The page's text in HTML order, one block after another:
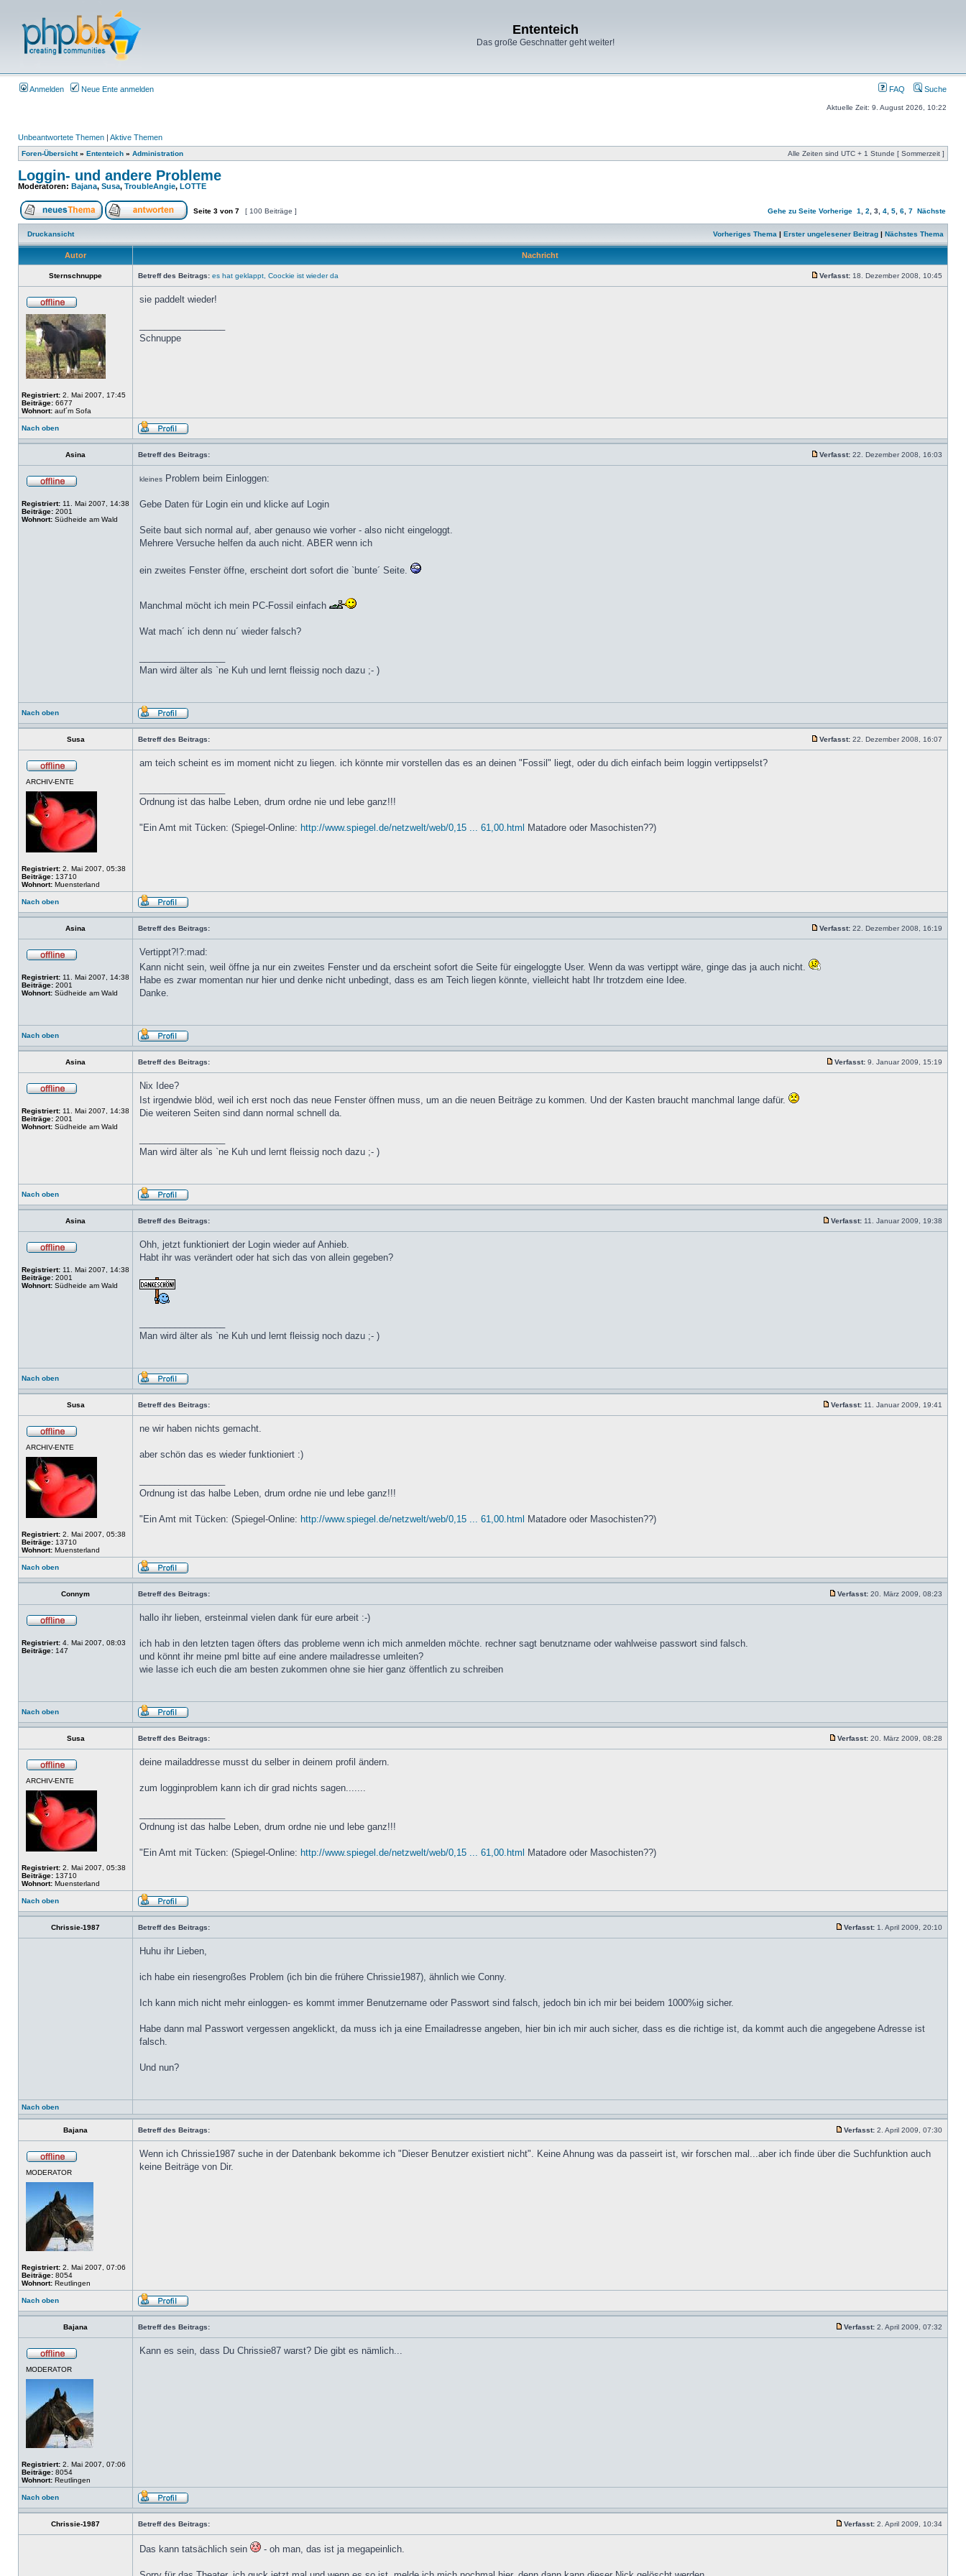
Ententeich
Das große Geschnatter geht weiter!
Anmelden Neue Ente anmelden FAQ Suche
Aktuelle Zeit: 9. August 2026, 10:22
Unbeantwortete Themen | Aktive Themen
Foren-Übersicht» Ententeich » Administration Alle Zeiten sind UTC + 1 Stunde [ Sommerzeit ]
Loggin- und andere Probleme
Moderatoren: Bajana, Susa, TroubleAngie, LOTTE
Seite 3 von 7 [ 100 Beiträge ] Gehe zu Seite Vorherige 1 2 3 4 5 6 7 Nächste
Druckansicht Vorheriges Thema | Erster ungelesener Beitrag | Nächstes Thema
Autor Nachricht
Sternschnuppe Betreff des Beitrags: es hat geklappt, Coockie ist wieder da Verfasst: 18. Dezember 2008, 10:45
Registriert: 2. Mai 2007, 17:45
Beiträge: 6677
Wohnort: auf´m Sofa
sie paddelt wieder!
Schnuppe
Nach oben
Asina Betreff des Beitrags: Verfasst: 22. Dezember 2008, 16:03
Registriert: 11. Mai 2007, 14:38
Beiträge: 2001
Wohnort: Südheide am Wald
kleines Problem beim Einloggen:
Gebe Daten für Login ein und klicke auf Login
Seite baut sich normal auf, aber genauso wie vorher - also nicht eingeloggt.
Mehrere Versuche helfen da auch nicht. ABER wenn ich
ein zweites Fenster öffne, erscheint dort sofort die `bunte´ Seite.
Manchmal möcht ich mein PC-Fossil einfach
Wat mach´ ich denn nu´ wieder falsch?
Man wird älter als `ne Kuh und lernt fleissig noch dazu ;- )
Nach oben
Susa Betreff des Beitrags: Verfasst: 22. Dezember 2008, 16:07
ARCHIV-ENTE
Registriert: 2. Mai 2007, 05:38
Beiträge: 13710
Wohnort: Muensterland
am teich scheint es im moment nicht zu liegen. ich könnte mir vorstellen das es an deinen "Fossil" liegt, oder du dich einfach beim loggin vertippselst?
Ordnung ist das halbe Leben, drum ordne nie und lebe ganz!!!
"Ein Amt mit Tücken: (Spiegel-Online: http://www.spiegel.de/netzwelt/web/0,15 ... 61,00.html Matadore oder Masochisten??)
Nach oben
Asina Betreff des Beitrags: Verfasst: 22. Dezember 2008, 16:19
Registriert: 11. Mai 2007, 14:38
Beiträge: 2001
Wohnort: Südheide am Wald
Vertippt?!?:mad:
Kann nicht sein, weil öffne ja nur ein zweites Fenster und da erscheint sofort die Seite für eingeloggte User. Wenn da was vertippt wäre, ginge das ja auch nicht.
Habe es zwar momentan nur hier und denke nicht unbedingt, dass es am Teich liegen könnte, vielleicht habt Ihr trotzdem eine Idee.
Danke.
Nach oben
Asina Betreff des Beitrags: Verfasst: 9. Januar 2009, 15:19
Registriert: 11. Mai 2007, 14:38
Beiträge: 2001
Wohnort: Südheide am Wald
Nix Idee?
Ist irgendwie blöd, weil ich erst noch das neue Fenster öffnen muss, um an die neuen Beiträge zu kommen. Und der Kasten braucht manchmal lange dafür.
Die weiteren Seiten sind dann normal schnell da.
Man wird älter als `ne Kuh und lernt fleissig noch dazu ;- )
Nach oben
Asina Betreff des Beitrags: Verfasst: 11. Januar 2009, 19:38
Registriert: 11. Mai 2007, 14:38
Beiträge: 2001
Wohnort: Südheide am Wald
Ohh, jetzt funktioniert der Login wieder auf Anhieb.
Habt ihr was verändert oder hat sich das von allein gegeben?
Man wird älter als `ne Kuh und lernt fleissig noch dazu ;- )
Nach oben
Susa Betreff des Beitrags: Verfasst: 11. Januar 2009, 19:41
ARCHIV-ENTE
Registriert: 2. Mai 2007, 05:38
Beiträge: 13710
Wohnort: Muensterland
ne wir haben nichts gemacht.
aber schön das es wieder funktioniert :)
Ordnung ist das halbe Leben, drum ordne nie und lebe ganz!!!
"Ein Amt mit Tücken: (Spiegel-Online: http://www.spiegel.de/netzwelt/web/0,15 ... 61,00.html Matadore oder Masochisten??)
Nach oben
Connym Betreff des Beitrags: Verfasst: 20. März 2009, 08:23
Registriert: 4. Mai 2007, 08:03
Beiträge: 147
hallo ihr lieben, ersteinmal vielen dank für eure arbeit :-)
ich hab in den letzten tagen öfters das probleme wenn ich mich anmelden möchte. rechner sagt benutzname oder wahlweise passwort sind falsch.
und könnt ihr meine pml bitte auf eine andere mailadresse umleiten?
wie lasse ich euch die am besten zukommen ohne sie hier ganz öffentlich zu schreiben
Nach oben
Susa Betreff des Beitrags: Verfasst: 20. März 2009, 08:28
ARCHIV-ENTE
Registriert: 2. Mai 2007, 05:38
Beiträge: 13710
Wohnort: Muensterland
deine mailaddresse musst du selber in deinem profil ändern.
zum logginproblem kann ich dir grad nichts sagen.......
Ordnung ist das halbe Leben, drum ordne nie und lebe ganz!!!
"Ein Amt mit Tücken: (Spiegel-Online: http://www.spiegel.de/netzwelt/web/0,15 ... 61,00.html Matadore oder Masochisten??)
Nach oben
Chrissie-1987 Betreff des Beitrags: Verfasst: 1. April 2009, 20:10
Huhu ihr Lieben,
ich habe ein riesengroßes Problem (ich bin die frühere Chrissie1987), ähnlich wie Conny.
Ich kann mich nicht mehr einloggen- es kommt immer Benutzername oder Passwort sind falsch, jedoch bin ich mir bei beidem 1000%ig sicher.
Habe dann mal Passwort vergessen angeklickt, da muss ich ja eine Emailadresse angeben, hier bin ich mir auch sicher, dass es die richtige ist, da kommt auch die angegebene Adresse ist
falsch.
Und nun?
Nach oben
Bajana Betreff des Beitrags: Verfasst: 2. April 2009, 07:30
MODERATOR
Registriert: 2. Mai 2007, 07:06
Beiträge: 8054
Wohnort: Reutlingen
Wenn ich Chrissie1987 suche in der Datenbank bekomme ich "Dieser Benutzer existiert nicht". Keine Ahnung was da passeirt ist, wir forschen mal...aber ich finde über die Suchfunktion auch
keine Beiträge von Dir.
Nach oben
Bajana Betreff des Beitrags: Verfasst: 2. April 2009, 07:32
MODERATOR
Registriert: 2. Mai 2007, 07:06
Beiträge: 8054
Wohnort: Reutlingen
Kann es sein, dass Du Chrissie87 warst? Die gibt es nämlich...
Nach oben
Chrissie-1987 Betreff des Beitrags: Verfasst: 2. April 2009, 10:34
Das kann tatsächlich sein - oh man, das ist ja megapeinlich.